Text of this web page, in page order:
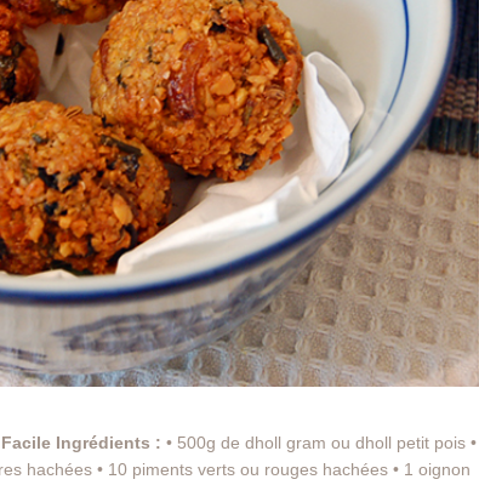
Ingrédients : • 500g de dholl gram ou dholl petit pois •
hachées • 10 piments verts ou rouges hachées • 1 oignon